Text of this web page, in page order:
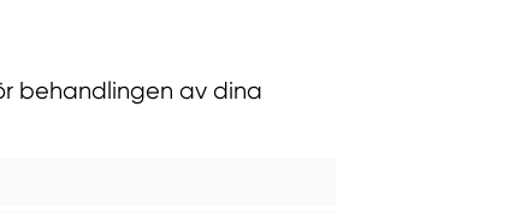
behandlingen av dina